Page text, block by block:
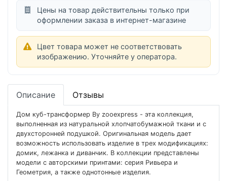
Цены на товар действительны только при
оформлении заказа в интернет-магазине
Цвет товара может не соответствовать
изображению. Уточняйте у оператора.
Описание Отзывы
Дом куб-трансформер By zooexpress - эта коллекция,
выполненная из натуральной хлопчатобумажной ткани и с
двухсторонней подушкой. Оригинальная модель дает
возможность использовать изделие в трех модификациях:
домик, лежанка и диванчик. В коллекции представлены
модели с авторскими принтами: серия Ривьера и
Геометрия, а также однотонные изделия.